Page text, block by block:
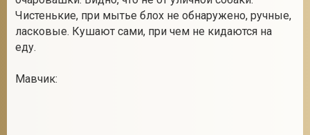
Чистенькие, при мытье блох не обнаружено, ручные,
ласковые. Кушают сами, при чем не кидаются на
еду.
Мавчик: